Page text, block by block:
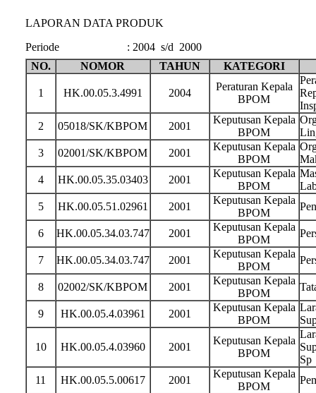
LAPORAN DATA PRODUK
Periode
: 2004 s/d 2000
NO.
NOMOR TAHUN KATEGORI
1 HK.00.05.3.4991 2004
Peraturan Kepala
BPOM
2
05018/SK/KBPOM 2001
Keputusan Kepala
BPOM
3
02001/SK/KBPOM 2001
Keputusan Kepala
BPOM
4
HK.00.05.35.03403 2001
Keputusan Kepala
BPOM
5
HK.00.05.51.02961 2001
Keputusan Kepala
BPOM
6 HK.00.05.34.03.747 2001
Keputusan Kepala
BPOM
7 HK.00.05.34.03.747 2001
Keputusan Kepala
BPOM
8 02002/SK/KBPOM 2001
Keputusan Kepala
BPOM
9 HK.00.05.4.03961 2001
Keputusan Kepala
BPOM
10 HK.00.05.4.03960 2001
Keputusan Kepala
BPOM
Sp
11
HK.00.05.5.00617 2001
Keputusan Kepala
BPOM